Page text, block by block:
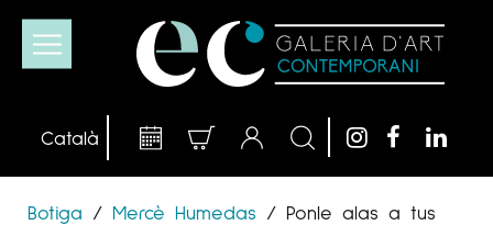
Botiga / Mercè Humedas / Ponle alas a tus